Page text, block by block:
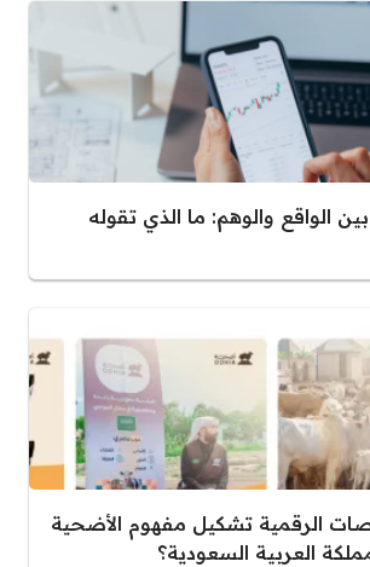
الواقع والوهم: ما الذي تقوله
الرقمية تشكيل مفهوم الأضحية
العربية السعودية؟